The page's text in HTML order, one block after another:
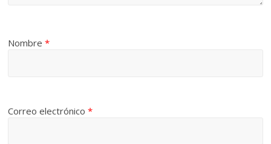
Nombre*
Correo electrónico*